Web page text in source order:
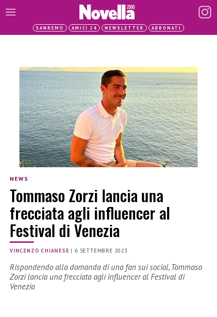
SANREMO AMICI 24 NEWSLETTER ABBONATI
NEWS
Tommaso Zorzi lancia una
frecciata agli influencer al
Festival di Venezia
VINCENZO CHIANESE | 6 SETTEMBRE 2023
Rispondendo alla domanda di una fan sui social, Tommaso
Zorzi lancia una frecciata agli influencer al Festival di
Venezia